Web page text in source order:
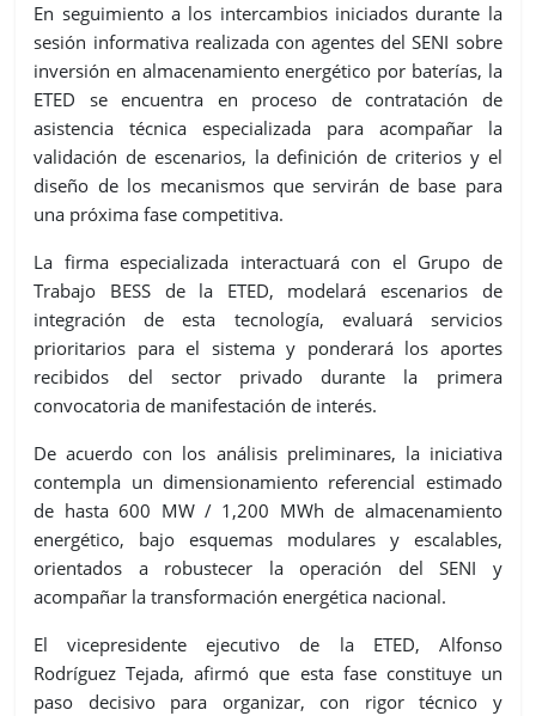
En seguimiento a los intercambios iniciados durante la
sesión informativa realizada con agentes del SENI sobre
inversión en almacenamiento energético por baterías, la
ETED se encuentra en proceso de contratación de
asistencia técnica especializada para acompañar la
validación de escenarios, la definición de criterios y el
diseño de los mecanismos que servirán de base para
una próxima fase competitiva.
La firma especializada interactuará con el Grupo de
Trabajo BESS de la ETED, modelará escenarios de
integración de esta tecnología, evaluará servicios
prioritarios para el sistema y ponderará los aportes
recibidos del sector privado durante la primera
convocatoria de manifestación de interés.
De acuerdo con los análisis preliminares, la iniciativa
contempla un dimensionamiento referencial estimado
de hasta 600 MW / 1,200 MWh de almacenamiento
energético, bajo esquemas modulares y escalables,
orientados a robustecer la operación del SENI y
acompañar la transformación energética nacional.
El vicepresidente ejecutivo de la ETED, Alfonso
Rodríguez Tejada, afirmó que esta fase constituye un
paso decisivo para organizar, con rigor técnico y